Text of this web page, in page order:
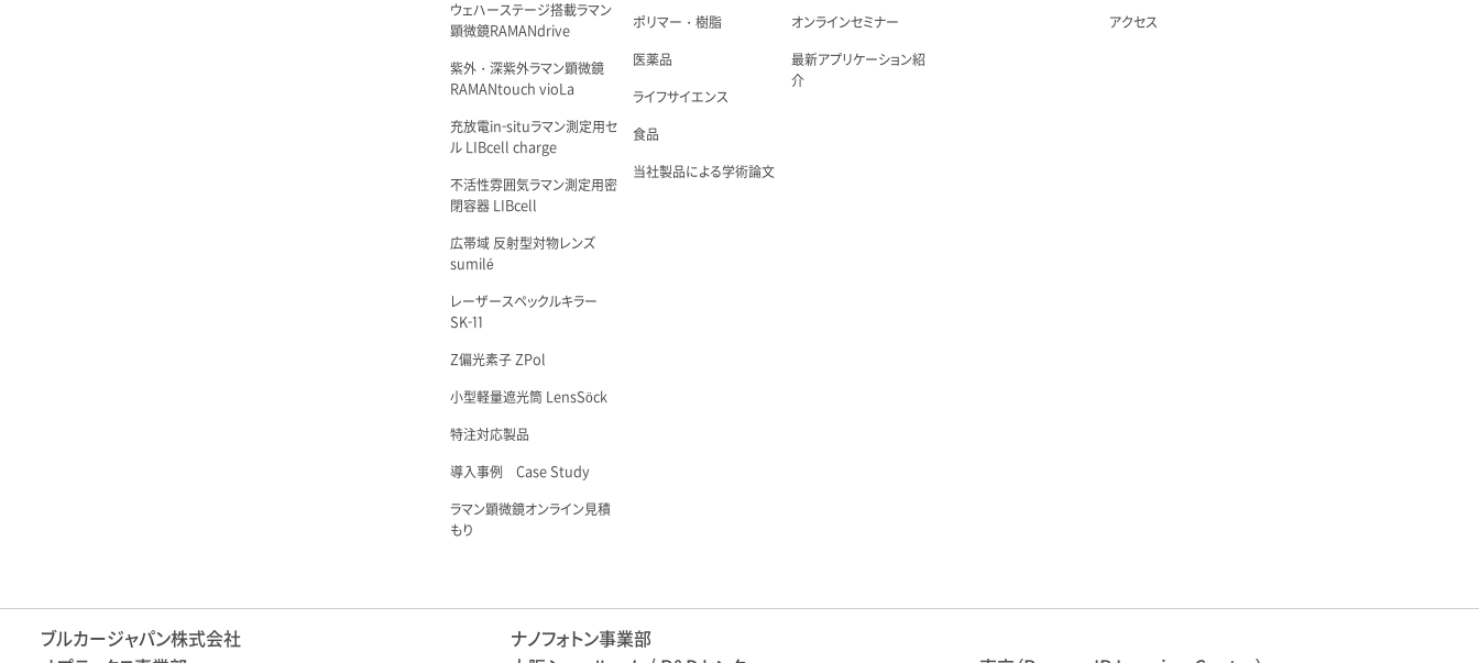
ウェハーステージ搭載ラマン
顕微鏡RAMANdrive
紫外・深紫外ラマン顕微鏡
RAMANtouch vioLa
充放電in-situラマン測定用セ
ル LIBcell charge
不活性雰囲気ラマン測定用密
閉容器 LIBcell
広帯域 反射型対物レンズ
sumilé
レーザースペックルキラー
SK-11
Z偏光素子 ZPol
小型軽量遮光筒 LensSöck
特注対応製品
導入事例 Case Study
ラマン顕微鏡オンライン見積
もり
ポリマー・樹脂
医薬品
ライフサイエンス
食品
当社製品による学術論文
オンラインセミナー
最新アプリケーション紹
介
アクセス
ブルカージャパン株式会社
ナノフォトン事業部